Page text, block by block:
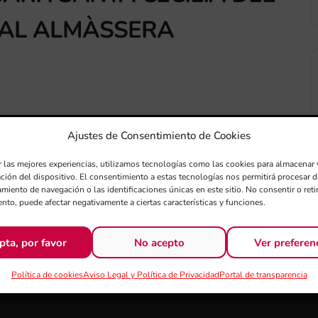
Ajustes de Consentimiento de Cookies
las mejores experiencias, utilizamos tecnologías como las cookies para almacenar
del dispositivo. El consentimiento a estas tecnologías nos permitirá procesar
de navegación o las identificaciones únicas en este sitio. No consentir o
puede afectar negativamente a ciertas características y funciones.
por favor No acepto Ver
Política de cookiesAviso Legal y Política de PrivacidadPortal de transparencia
ALMÀSSERA
Exportar + iCal / Outlook